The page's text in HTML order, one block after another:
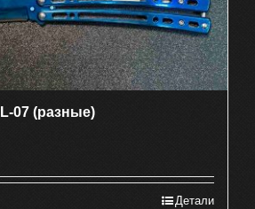
07 (разные)
Детали